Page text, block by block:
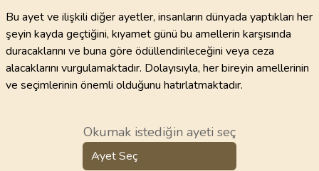
Bu ayet ve ilişkili diğer ayetler, insanların dünyada yaptıkları her
şeyin kayda geçtiğini, kıyamet günü bu amellerin karşısında
duracaklarını ve buna göre ödüllendirileceğini veya ceza
alacaklarını vurgulamaktadır. Dolayısıyla, her bireyin amellerinin
ve seçimlerinin önemli olduğunu hatırlatmaktadır.
Okumak istediğin ayeti seç
Ayet Seç